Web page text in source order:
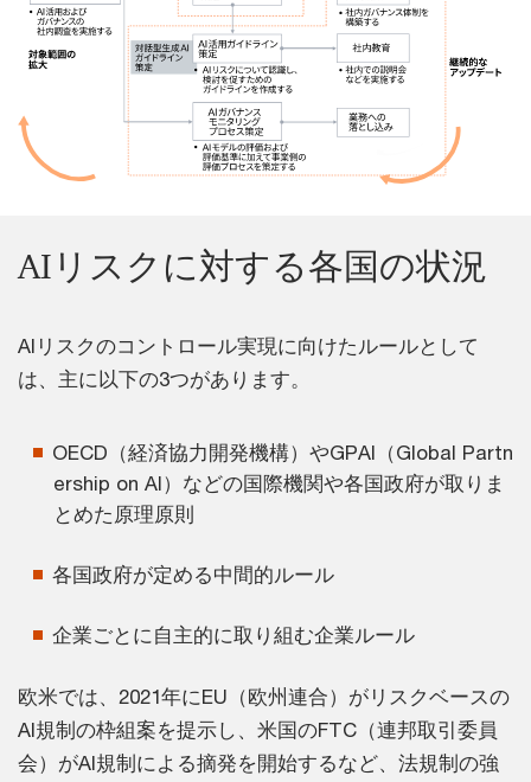
AIリスクに対する各国の状況
AIリスクのコントロール実現に向けたルールとして
は、主に以下の3つがあります。
OECD（経済協力開発機構）やGPAI（Global Partn
ership on AI）などの国際機関や各国政府が取りま
とめた原理原則
各国政府が定める中間的ルール
企業ごとに自主的に取り組む企業ルール
欧米では、2021年にEU（欧州連合）がリスクベースの
AI規制の枠組案を提示し、米国のFTC（連邦取引委員
会）がAI規制による摘発を開始するなど、法規制の強